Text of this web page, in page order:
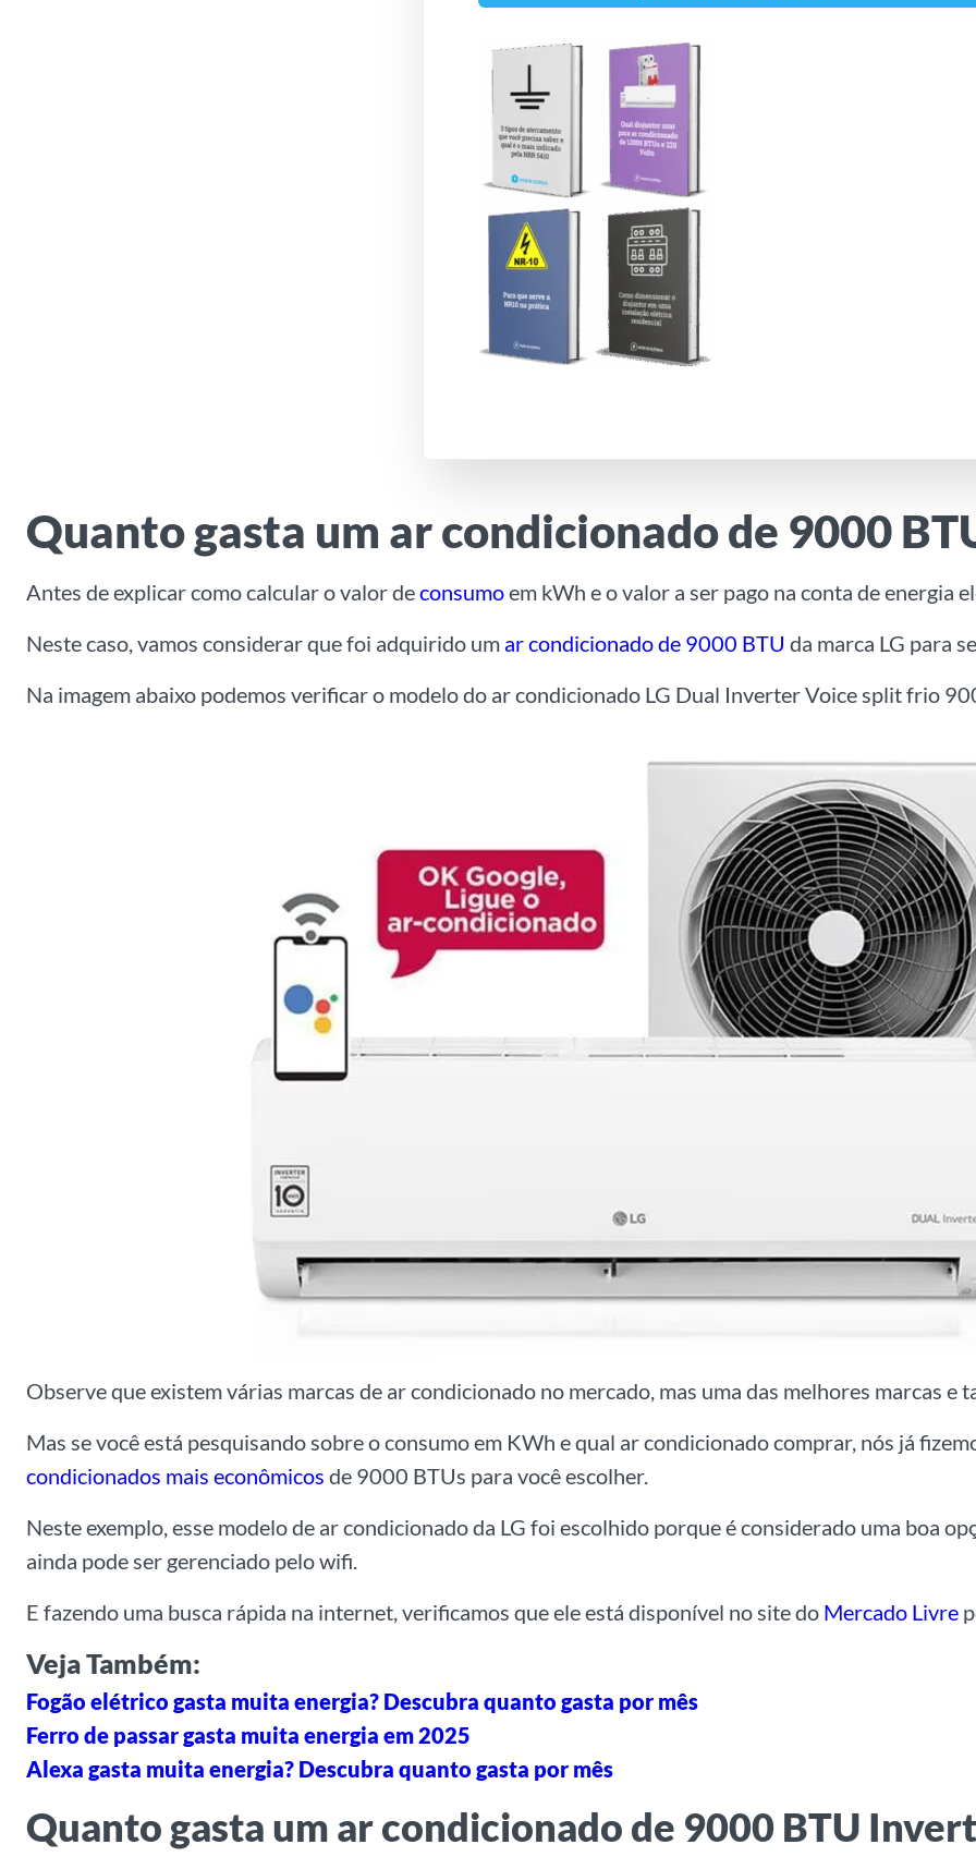
Quanto gasta um ar condicionado de 9000
Antes de explicar como calcular o valor deconsumoem kWh e o valor a ser pago na conta de energia
Neste caso, vamos considerar que foi adquirido um ar condicionado de 9000 BTU da marca LG para
Na imagem abaixo podemos verificar o modelo do ar condicionado LG Dual Inverter Voice split frio
Observe que existem várias marcas de ar condicionado no mercado, mas uma das melhores marcas e
Mas se você está pesquisando sobre o consumo em KWh e qual ar condicionado comprar, nós já
condicionados mais econômicos de 9000 BTUs para você escolher.
Neste exemplo, esse modelo de ar condicionado da LG foi escolhido porque é considerado uma boa
ainda pode ser gerenciado pelo wifi.
E fazendo uma busca rápida na internet, verificamos que ele está disponível no site do Mercado Livre
Veja Também:
Fogão elétrico gasta muita energia? Descubra quanto gasta por mês
Ferro de passar gasta muita energia em 2025
Alexa gasta muita energia? Descubra quanto gasta por mês
Quanto gasta um ar condicionado de 9000 BTU